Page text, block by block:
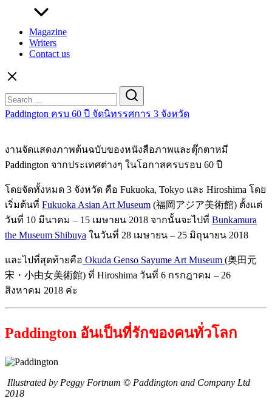
Magazine
Writers
Contact us
for:
Paddington ครบ 60 ปี จัดนิทรรศการ 3 จังหวัด
งานจัดแสดงภาพต้นฉบับของหนังสือภาพและตุ๊กตาหมี
Paddington จากประเทศต่างๆ ในโอกาสครบรอบ 60 ปี
โดยจัดทั้งหมด 3 จังหวัด คือ Fukuoka, Tokyo และ Hiroshima โดย
เริ่มต้นที่ Fukuoka Asian Art Museum (福岡アジア美術館) ตั้งแต่
วันที่ 10 มีนาคม – 15 เมษายน 2018 จากนั้นจะไปที่ Bunkamura
the Museum Shibuya ในวันที่ 28 เมษายน – 25 มิถุนายน 2018
และไปที่สุดท้ายคือ Okuda Genso Sayume Art Museum (奥田元
宋・小由女美術館) ที่ Hiroshima วันที่ 6 กรกฎาคม – 26
สิงหาคม 2018 ค่ะ
Paddington อันเป็นที่รักของคนทั่วโลก
Illustrated by Peggy Fortnum © Paddington and Company Ltd
2018